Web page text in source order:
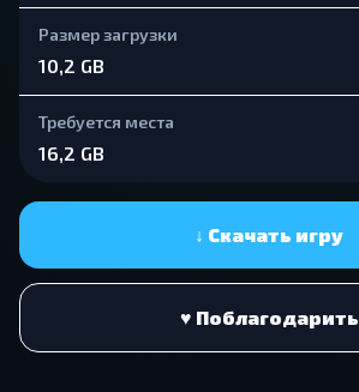
Размер загрузки
10,2 GB
Требуется места
16,2 GB
↓ Скачать игру
♥ Поблагодарить